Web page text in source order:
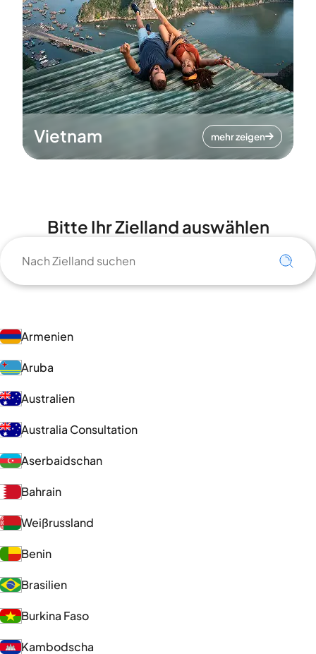
Vietnam mehr zeigen
Bitte Ihr Zielland auswählen
Armenien
Aruba
Australien
Australia Consultation
Aserbaidschan
Bahrain
Weißrussland
Benin
Brasilien
Burkina Faso
Kambodscha